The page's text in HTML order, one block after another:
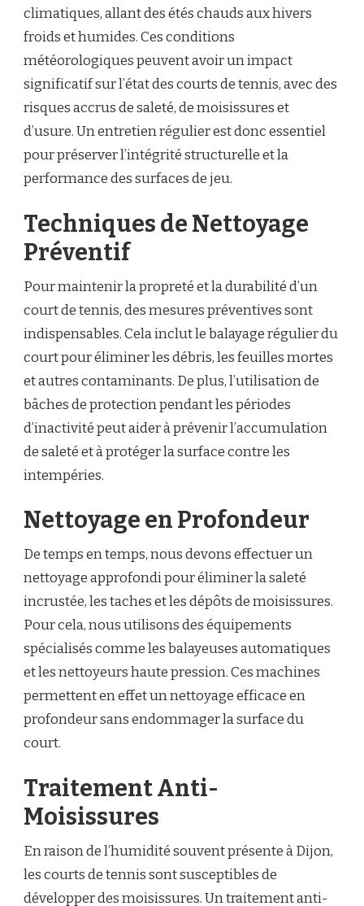
climatiques, allant des étés chauds aux hivers
froids et humides. Ces conditions
météorologiques peuvent avoir un impact
significatif sur l’état des courts de tennis, avec des
risques accrus de saleté, de moisissures et
d’usure. Un entretien régulier est donc essentiel
pour préserver l’intégrité structurelle et la
performance des surfaces de jeu.
Techniques de Nettoyage
Préventif
Pour maintenir la propreté et la durabilité d’un
court de tennis, des mesures préventives sont
indispensables. Cela inclut le balayage régulier du
court pour éliminer les débris, les feuilles mortes
et autres contaminants. De plus, l’utilisation de
bâches de protection pendant les périodes
d’inactivité peut aider à prévenir l’accumulation
de saleté et à protéger la surface contre les
intempéries.
Nettoyage en Profondeur
De temps en temps, nous devons effectuer un
nettoyage approfondi pour éliminer la saleté
incrustée, les taches et les dépôts de moisissures.
Pour cela, nous utilisons des équipements
spécialisés comme les balayeuses automatiques
et les nettoyeurs haute pression. Ces machines
permettent en effet un nettoyage efficace en
profondeur sans endommager la surface du
court.
Traitement Anti-
Moisissures
En raison de l’humidité souvent présente à Dijon,
les courts de tennis sont susceptibles de
développer des moisissures. Un traitement anti-